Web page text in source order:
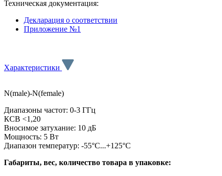
Техническая документация:
Декларация о соответствии
Приложение №1
Характеристики
N(male)-N(female)
Диапазоны частот: 0-3 ГГц
КСВ <1,20
Вносимое затухание: 10 дБ
Мощность: 5 Вт
Диапазон температур: -55°C...+125°C
Габариты, вес, количество товара в упаковке: